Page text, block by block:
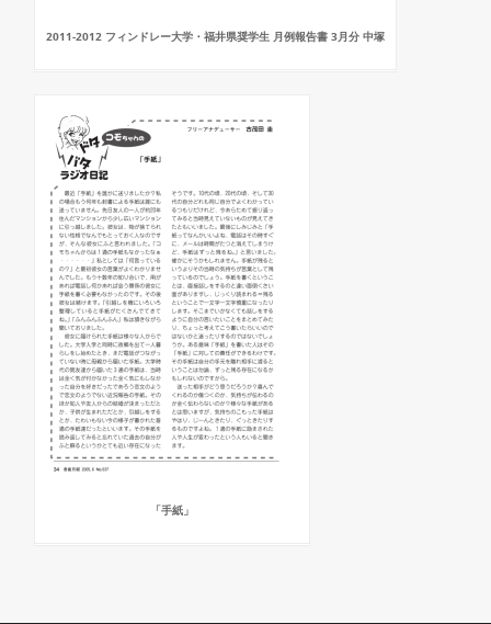
2011-2012 フィンドレー大学・福井県奨学生 月例報告書 3月分 中塚
「手紙」